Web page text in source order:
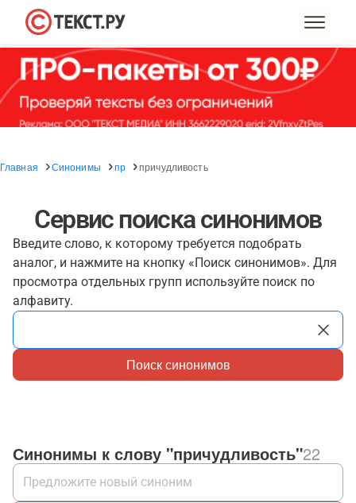
Главная Синонимы пр причудливость
Сервис поиска синонимов
Введите слово, к которому требуется подобрать
аналог, и нажмите на кнопку «Поиск синонимов». Для
просмотра отдельных групп используйте поиск по
алфавиту.
Поиск синонимов
Синонимы к слову "причудливость"22